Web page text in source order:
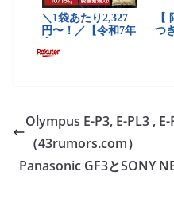
Olympus E-P3, E-PL3 ,
（43rumors.com）
Panasonic GF3とSONY